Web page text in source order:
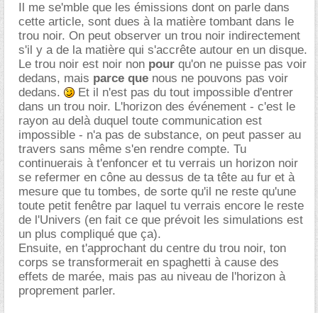
Il me se'mble que les émissions dont on parle dans
cette article, sont dues à la matière tombant dans le
trou noir. On peut observer un trou noir indirectement
s'il y a de la matière qui s'accrête autour en un disque.
Le trou noir est noir non pour qu'on ne puisse pas voir
dedans, mais parce que nous ne pouvons pas voir
dedans.
Et il n'est pas du tout impossible d'entrer
dans un trou noir. L'horizon des événement - c'est le
rayon au delà duquel toute communication est
impossible - n'a pas de substance, on peut passer au
travers sans même s'en rendre compte. Tu
continuerais à t'enfoncer et tu verrais un horizon noir
se refermer en cône au dessus de ta tête au fur et à
mesure que tu tombes, de sorte qu'il ne reste qu'une
toute petit fenêtre par laquel tu verrais encore le reste
de l'Univers (en fait ce que prévoit les simulations est
un plus compliqué que ça).
Ensuite, en t'approchant du centre du trou noir, ton
corps se transformerait en spaghetti à cause des
effets de marée, mais pas au niveau de l'horizon à
proprement parler.